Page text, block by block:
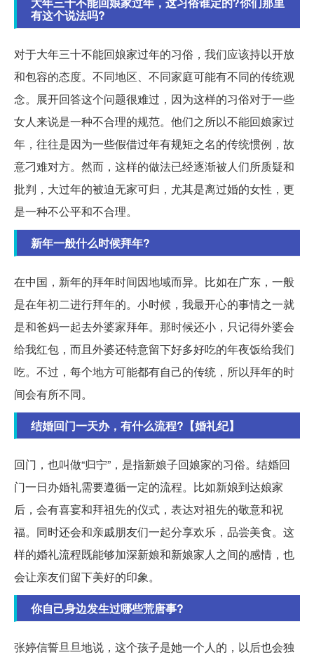
有这个说法吗?
对于大年三十不能回娘家过年的习俗，我们应该持以开放
和包容的态度。不同地区、不同家庭可能有不同的传统观
念。展开回答这个问题很难过，因为这样的习俗对于一些
女人来说是一种不合理的规范。他们之所以不能回娘家过
年，往往是因为一些假借过年有规矩之名的传统惯例，故
意刁难对方。然而，这样的做法已经逐渐被人们所质疑和
批判，大过年的被迫无家可归，尤其是离过婚的女性，更
是一种不公平和不合理。
新年一般什么时候拜年?
在中国，新年的拜年时间因地域而异。比如在广东，一般
是在年初二进行拜年的。小时候，我最开心的事情之一就
是和爸妈一起去外婆家拜年。那时候还小，只记得外婆会
给我红包，而且外婆还特意留下好多好吃的年夜饭给我们
吃。不过，每个地方可能都有自己的传统，所以拜年的时
间会有所不同。
结婚回门一天办，有什么流程?【婚礼纪】
回门，也叫做“归宁”，是指新娘子回娘家的习俗。结婚回
门一日办婚礼需要遵循一定的流程。比如新娘到达娘家
后，会有喜宴和拜祖先的仪式，表达对祖先的敬意和祝
福。同时还会和亲戚朋友们一起分享欢乐，品尝美食。这
样的婚礼流程既能够加深新娘和新娘家人之间的感情，也
会让亲友们留下美好的印象。
你自己身边发生过哪些荒唐事?
张婷信誓旦旦地说，这个孩子是她一个人的，以后也会独